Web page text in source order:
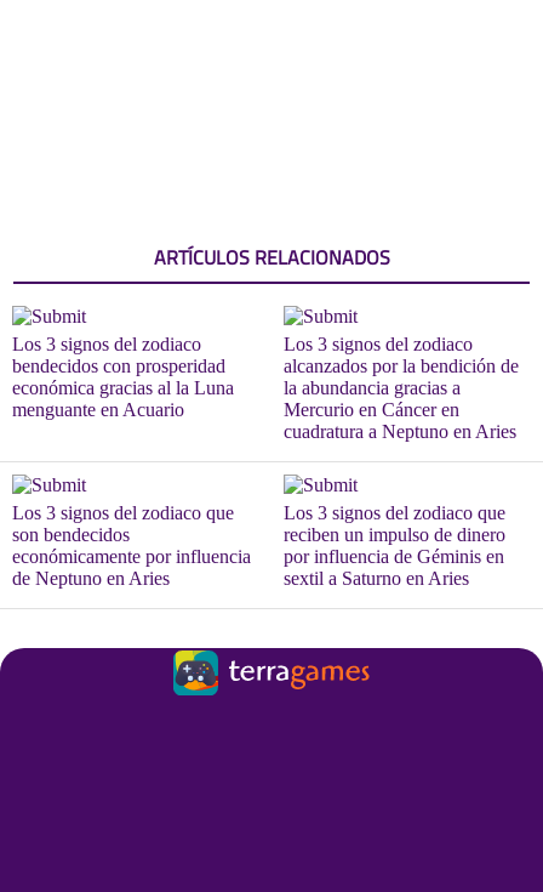
ARTÍCULOS RELACIONADOS
Los 3 signos del zodiaco
bendecidos con prosperidad
económica gracias al la Luna
menguante en Acuario
Los 3 signos del zodiaco
alcanzados por la bendición de
la abundancia gracias a
Mercurio en Cáncer en
cuadratura a Neptuno en Aries
Los 3 signos del zodiaco que
son bendecidos
económicamente por influencia
de Neptuno en Aries
Los 3 signos del zodiaco que
reciben un impulso de dinero
por influencia de Géminis en
sextil a Saturno en Aries